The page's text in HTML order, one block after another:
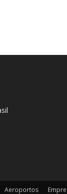
Aeroportos